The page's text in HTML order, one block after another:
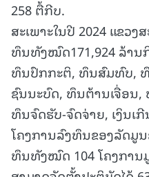
258 ຕື້ກີບ.
ສະເພາະໃນປີ 2024 ແຂວ
ທຶນທັງໝົດ171,924 ລ້ານ
ທຶນປົກກະຕິ, ທຶນສົມທົບ,
ຊົນນະບົດ, ທຶນຕ້ານເຈື່ອ
ທຶນຈົດຮັບ-ຈົດຈ່າຍ, ເງິນເ
ໂຄງການລົງທຶນຂອງລັດມູ
ທຶນທັງໝົດ 104 ໂຄງການ